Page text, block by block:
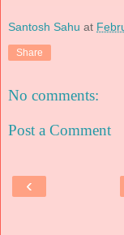
Santosh Sahu at
Share
No comments:
Post a Comment
‹